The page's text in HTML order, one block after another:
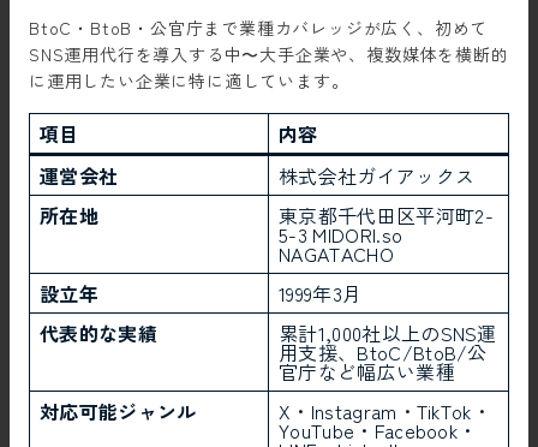
BtoC・BtoB・公官庁まで業種カバレッジが広く、初めて
SNS運用代行を導入する中〜大手企業や、複数媒体を横断的
に運用したい企業に特に適しています。
項目
内容
運営会社
株式会社ガイアックス
所在地
東京都千代田区平河町2-
5-3 MIDORI.so
NAGATACHO
設立年
1999年3月
代表的な実績
累計1,000社以上のSNS運
用支援、BtoC/BtoB/公
官庁など幅広い業種
対応可能ジャンル
X・Instagram・TikTok・
YouTube・Facebook・